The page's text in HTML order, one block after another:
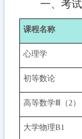
一、 考试
课程名称
心理学
初等数论
高等数学 Ⅲ（2）
大学物理B1